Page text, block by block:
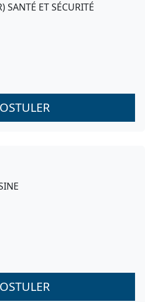
SANTÉ ET SÉCURITÉ